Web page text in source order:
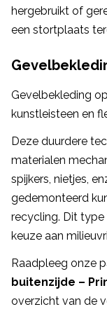
hergebruikt of
een stortplaats
Gevelbekleding
kunstleisteen en
Deze duurdere
materialen
spijkers, nietjes,
gedemonteerd
recycling. Dit
keuze aan
Raadpleeg onze
buitenzijde –
overzicht van de